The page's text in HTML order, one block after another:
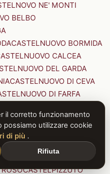
NE' MONTI
BELBO
CASTELNUOVO BORMIDA
CALCEA
DEL GARDA
CASTELNUOVO DI CEVA
DI FARFA
DON BOSCO
NIGRA
RANGONE
VAL DI CECINA
CASTELPIZZUTO
il corretto funzionamento
utilizzare cookie
di più .
Rifiuta